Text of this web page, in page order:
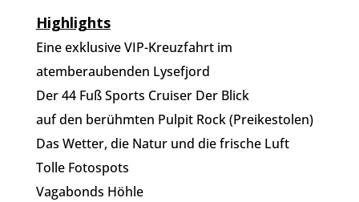
Highlights
Eine exklusive VIP-Kreuzfahrt im
atemberaubenden Lysefjord
Der 44 Fuß Sports Cruiser Der Blick
auf den berühmten Pulpit Rock (Preikestolen)
Das Wetter, die Natur und die frische Luft
Tolle Fotospots
Vagabonds Höhle